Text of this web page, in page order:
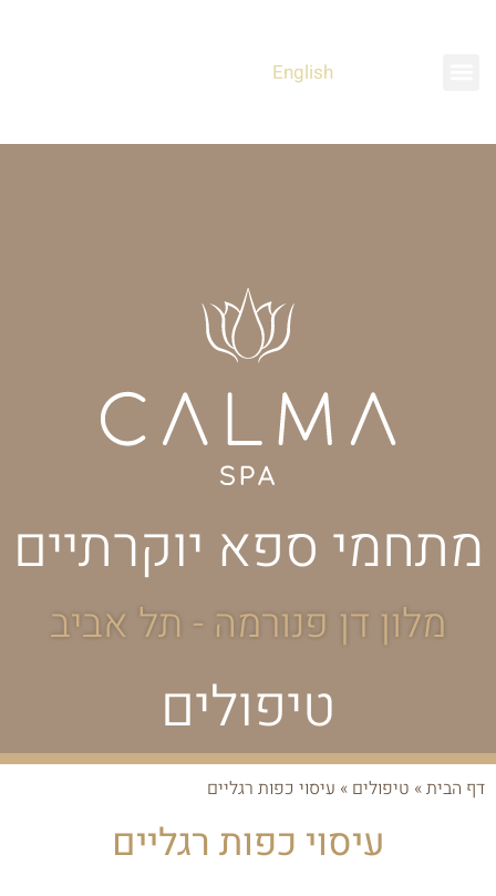
English
מתחמי ספא יוקרתיים
מלון דן פנורמה - תל אביב
טיפולים
דף הבית» טיפולים » עיסוי כפות רגליים
עיסוי כפות רגליים